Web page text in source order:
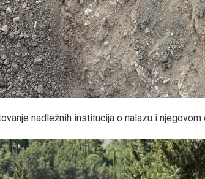
nadležnih institucija o nalazu i